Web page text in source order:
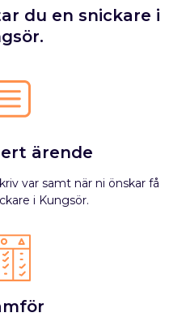
du en snickare i
ert ärende
var samt när ni önskar få
i Kungsör.